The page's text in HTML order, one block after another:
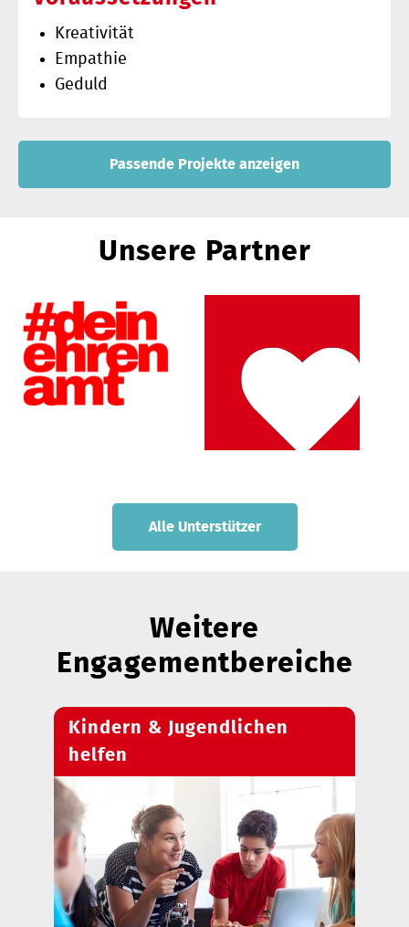
Kreativität
Empathie
Geduld
Passende Projekte anzeigen
Unsere Partner
Alle Unterstützer
Weitere
Engagementbereiche
Kindern & Jugendlichen
helfen